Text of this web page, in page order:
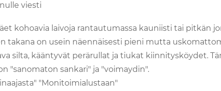
viesti
kohoavia laivoja rantautumassa kauniisti tai pitkän
takana on usein näennäisesti pieni mutta
silta, kääntyvät perärullat ja tiukat kiinnitysköydet.
"sanomaton sankari" ja "voimaydin".
"Monitoimialustaan"